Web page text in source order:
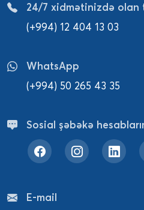
24/7 xidmətinizdə olan
(+994) 12 404 13 03
WhatsApp
(+994) 50 265 43 35
Sosial şəbəkə
E-mail